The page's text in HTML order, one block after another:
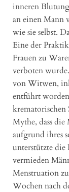
inneren
an einen Mann
wie sie selbst.
Eine der
Frauen zu
verboten
von Witwen,
entführt
krematorischen
Mythe, dass
aufgrund ihres
unterstützte die
vermieden
Menstruation
Wochen nach